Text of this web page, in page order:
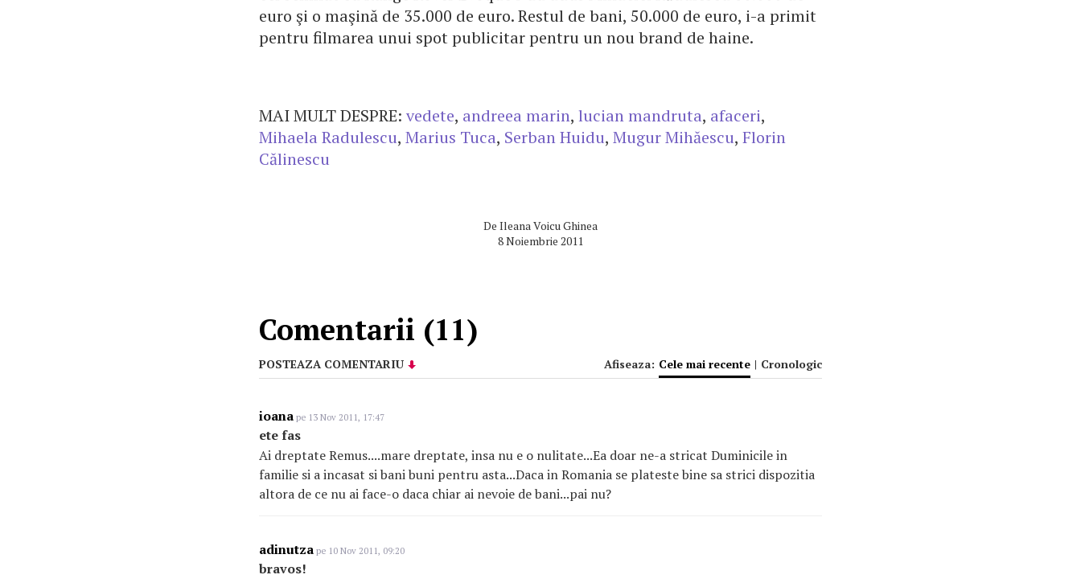
euro şi o maşină de 35.000 de euro. Restul de bani, 50.000 de euro, i-a primit
pentru filmarea unui spot publicitar pentru un nou brand de haine.
MAI MULT DESPRE: vedete, andreea marin, lucian mandruta, afaceri,
Mihaela Radulescu, Marius Tuca, Serban Huidu, Mugur Mihăescu, Florin
Călinescu
De Ileana Voicu Ghinea
8 Noiembrie 2011
Comentarii (11)
POSTEAZA COMENTARIU Afiseaza: Cele mai recente | Cronologic
ioana pe 13 Nov 2011, 17:47
ete fas
Ai dreptate Remus....mare dreptate, insa nu e o nulitate...Ea doar ne-a stricat Duminicile in
familie si a incasat si bani buni pentru asta...Daca in Romania se plateste bine sa strici dispozitia
altora de ce nu ai face-o daca chiar ai nevoie de bani...pai nu?
adinutza pe 10 Nov 2011, 09:20
bravos!